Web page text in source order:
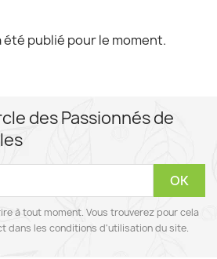
été publié pour le moment.
des Passionnés de
à tout moment. Vous trouverez pour cela
dans les conditions d'utilisation du site.